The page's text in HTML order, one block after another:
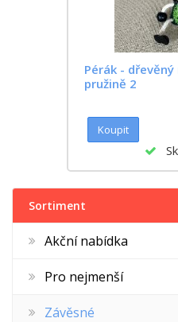
Pérák -
pružině 2
Sortiment
Akční nabídka
Pro nejmenší
Závěsné